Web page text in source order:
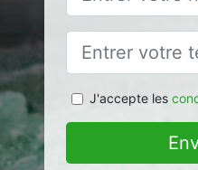
J'accepte les